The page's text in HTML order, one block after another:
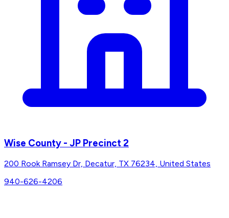
Wise County - JP Precinct 2
200 Rook Ramsey Dr, Decatur, TX 76234, United States
940-626-4206